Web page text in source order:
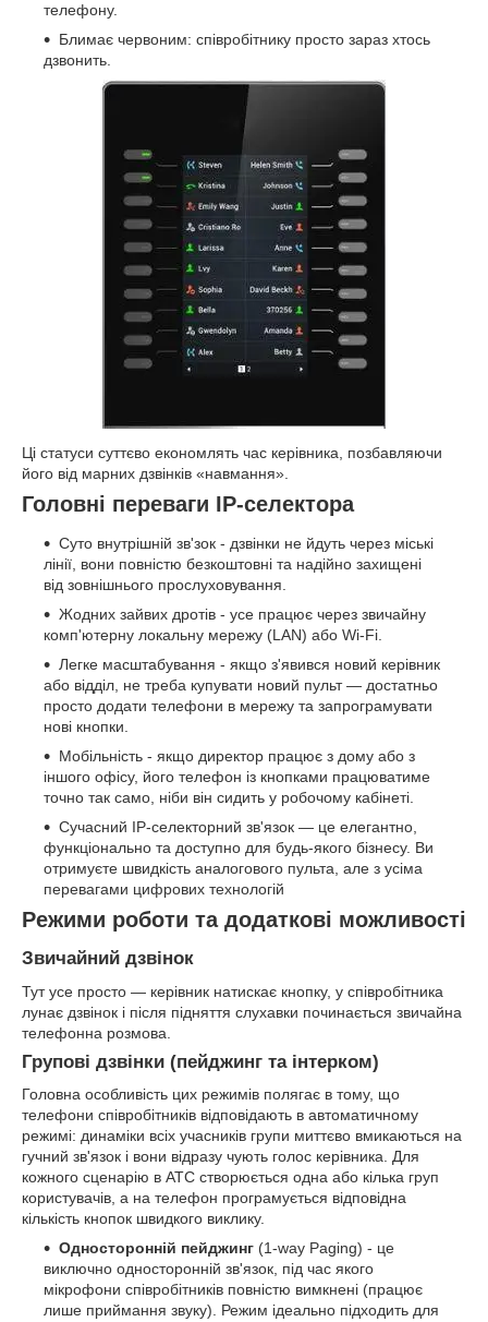
телефону.
Блимає червоним: співробітнику просто зараз хтось
дзвонить.
Ці статуси суттєво економлять час керівника, позбавляючи
його від марних дзвінків «навмання».
Головні переваги IP-селектора
Суто внутрішній зв'зок - дзвінки не йдуть через міські
лінії, вони повністю безкоштовні та надійно захищені
від зовнішнього прослуховування.
Жодних зайвих дротів - усе працює через звичайну
комп'ютерну локальну мережу (LAN) або Wi-Fi.
Легке масштабування - якщо з'явився новий керівник
або відділ, не треба купувати новий пульт — достатньо
просто додати телефони в мережу та запрограмувати
нові кнопки.
Мобільність - якщо директор працює з дому або з
іншого офісу, його телефон із кнопками працюватиме
точно так само, ніби він сидить у робочому кабінеті.
Сучасний IP-селекторний зв'язок — це елегантно,
функціонально та доступно для будь-якого бізнесу. Ви
отримуєте швидкість аналогового пульта, але з усіма
перевагами цифрових технологій
Режими роботи та додаткові можливості
Звичайний дзвінок
Тут усе просто — керівник натискає кнопку, у співробітника
лунає дзвінок і після підняття слухавки починається звичайна
телефонна розмова.
Групові дзвінки (пейджинг та інтерком)
Головна особливість цих режимів полягає в тому, що
телефони співробітників відповідають в автоматичному
режимі: динаміки всіх учасників групи миттєво вмикаються на
гучний зв'язок і вони відразу чують голос керівника. Для
кожного сценарію в АТС створюється одна або кілька груп
користувачів, а на телефон програмується відповідна
кількість кнопок швидкого виклику.
Односторонній пейджинг (1-way Paging) - це
виключно односторонній зв'язок, під час якого
мікрофони співробітників повністю вимкнені (працює
лише приймання звуку). Режим ідеально підходить для